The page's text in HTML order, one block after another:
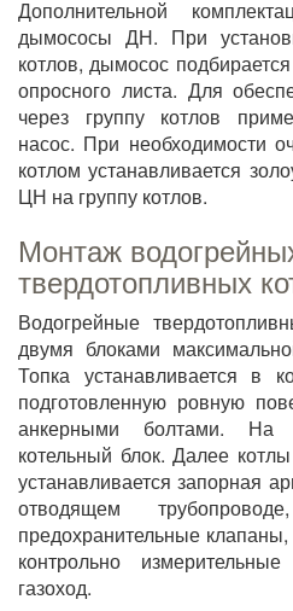
Дополнительной
дымососы ДН. При
котлов, дымосос
опросного листа. Для
через группу котлов
насос. При необходимости
котлом устанавливается
ЦН на группу котлов.
Монтаж
твердотопливных
Водогрейные
двумя блоками
Топка устанавливается в
подготовленную ровную
анкерными болтами. На
котельный блок. Далее
устанавливается запорная
отводящем
предохранительные
контрольно
газоход.